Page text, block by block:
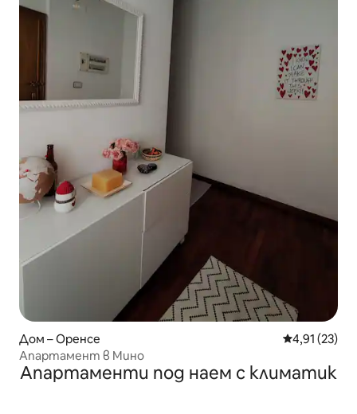
Дом – Оренсе Средна
4,91 (23)
Апартамент в Мино
Апартаменти под наем с климатик